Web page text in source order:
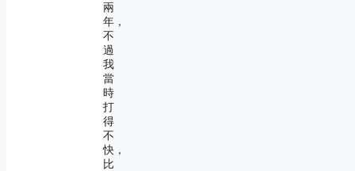
兩
年，
不
過
我
當
時
打
得
不
快，
比